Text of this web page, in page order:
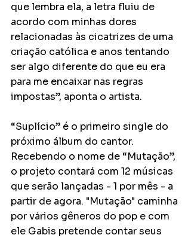
que lembra ela, a letra fluiu de
acordo com minhas dores
relacionadas às cicatrizes de uma
criação católica e anos tentando
ser algo diferente do que eu era
para me encaixar nas regras
impostas”, aponta o artista.
“Suplício” é o primeiro single do
próximo álbum do cantor.
Recebendo o nome de “Mutação”,
o projeto contará com 12 músicas
que serão lançadas - 1 por mês - a
partir de agora. "Mutação" caminha
por vários gêneros do pop e com
ele Gabis pretende contar seus